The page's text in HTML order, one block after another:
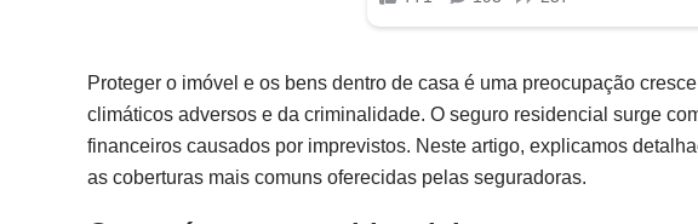
Proteger o imóvel e os bens dentro de casa é uma preocupação
climáticos adversos e da criminalidade. O seguro residencial surge
financeiros causados por imprevistos. Neste artigo, explicamos
as coberturas mais comuns oferecidas pelas seguradoras.